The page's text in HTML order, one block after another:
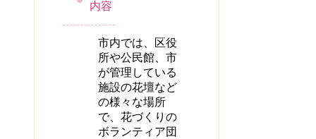
内容
市内では、区役
所や公民館、市
が管理している
施設の花壇など
の様々な場所
で、花づくりの
ボランティア団